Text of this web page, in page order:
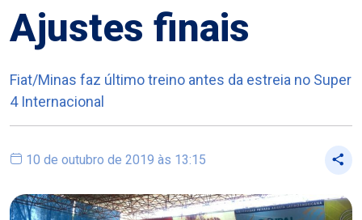
Ajustes finais
Fiat/Minas faz último treino antes da estreia no Super
4 Internacional
10 de outubro de 2019 às 13:15